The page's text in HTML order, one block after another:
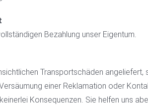
Bezahlung unser Eigentum.
Transportschäden
einer Reklamation oder
Konsequenzen. Sie helfen uns